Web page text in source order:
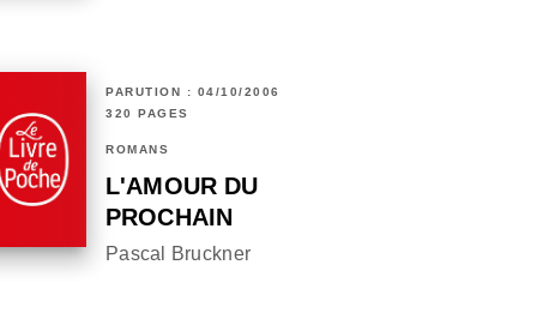
PARUTION : 04/10/2006
320 PAGES
ROMANS
L'AMOUR DU
PROCHAIN
Pascal Bruckner